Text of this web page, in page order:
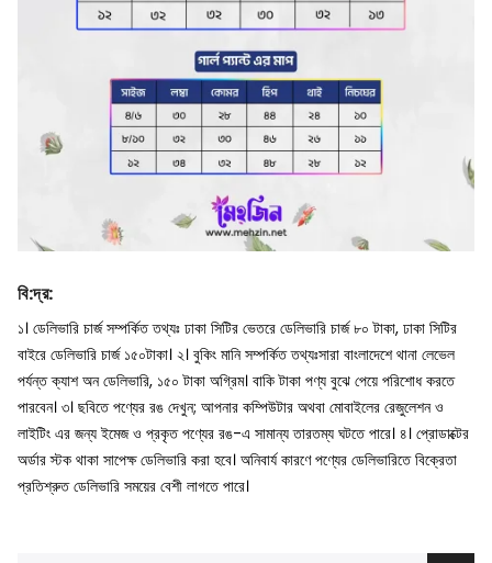
বি:দ্র:
১। ডেলিভারি চার্জ সম্পর্কিত তথ্যঃ ঢাকা সিটির ভেতরে ডেলিভারি চার্জ ৮০ টাকা, ঢাকা সিটির
বাইরে ডেলিভারি চার্জ ১৫০টাকা। ২। বুকিং মানি সম্পর্কিত তথ্যঃসারা বাংলাদেশে থানা লেভেল
পর্যন্ত ক্যাশ অন ডেলিভারি, ১৫০ টাকা অগ্রিম। বাকি টাকা পণ্য বুঝে পেয়ে পরিশোধ করতে
পারবেন। ৩। ছবিতে পণ্যের রঙ দেখুন; আপনার কম্পিউটার অথবা মোবাইলের রেজুলেশন ও
লাইটিং এর জন্য ইমেজ ও প্রকৃত পণ্যের রঙ-এ সামান্য তারতম্য ঘটতে পারে। ৪। প্রোডাক্টের
অর্ডার স্টক থাকা সাপেক্ষ ডেলিভারি করা হবে। অনিবার্য কারণে পণ্যের ডেলিভারিতে বিক্রেতা
প্রতিশ্রুত ডেলিভারি সময়ের বেশী লাগতে পারে।